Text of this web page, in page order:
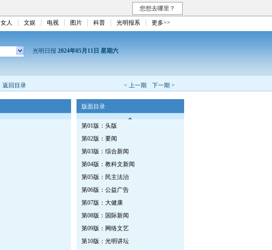
您想去哪里？
女人 文娱 电视 图片 科普 光明报系 更多>>
光明日报 2024年05月11日 星期六
< 上一期 下一期 >
返回目录
版面目录
第01版：头版
第02版：要闻
第03版：综合新闻
第04版：教科文新闻
第05版：民主法治
第06版：公益广告
第07版：大健康
第08版：国际新闻
第09版：网络文艺
第10版：光明讲坛